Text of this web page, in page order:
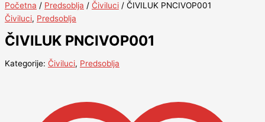
Početna / Predsoblja / Čiviluci / ČIVILUK PNCIVOP001
Čiviluci, Predsoblja
ČIVILUK PNCIVOP001
Kategorije: Čiviluci, Predsoblja